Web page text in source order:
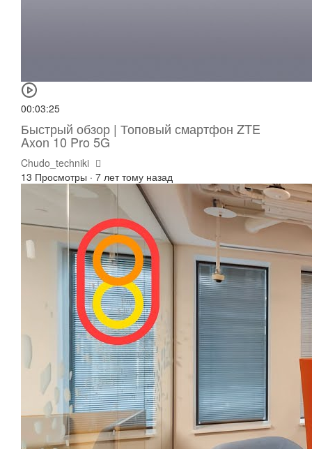
00:03:25
Быстрый обзор | Топовый смартфон ZTE
Axon 10 Pro 5G
Chudo_techniki
13 Просмотры · 7 лет тому назад